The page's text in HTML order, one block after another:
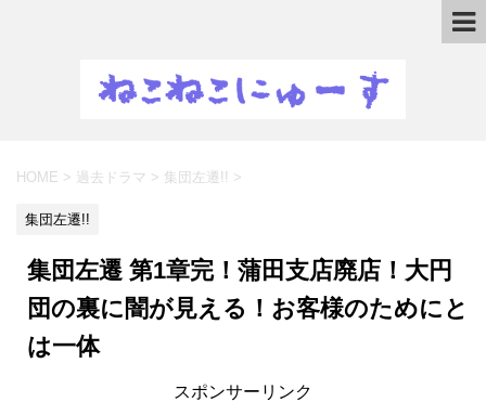
HOME > 過去ドラマ > 集団左遷!! >
集団左遷!!
集団左遷 第1章完！蒲田支店廃店！大円
団の裏に闇が見える！お客様のためにと
は一体
スポンサーリンク